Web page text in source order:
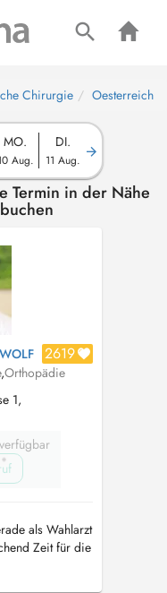
Chirurgie Oesterreich
MO.
Aug.
DI.
11 Aug.
Termin in der Nähe
2619
,Orthopädie
1,
als Wahlarzt
Zeit für die
um eine
und eine